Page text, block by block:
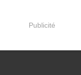
Publicité